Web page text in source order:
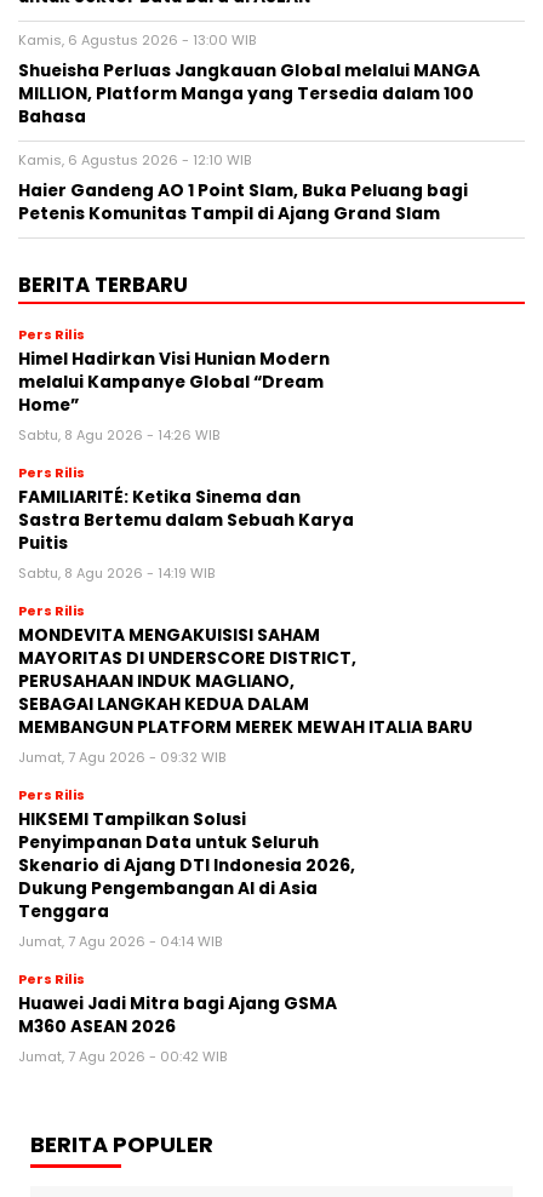
Kamis, 6 Agustus 2026 - 13:00 WIB
Shueisha Perluas Jangkauan Global melalui MANGA
MILLION, Platform Manga yang Tersedia dalam 100
Bahasa
Kamis, 6 Agustus 2026 - 12:10 WIB
Haier Gandeng AO 1 Point Slam, Buka Peluang bagi
Petenis Komunitas Tampil di Ajang Grand Slam
BERITA TERBARU
Pers Rilis
Himel Hadirkan Visi Hunian Modern
melalui Kampanye Global “Dream
Home”
Sabtu, 8 Agu 2026 - 14:26 WIB
Pers Rilis
FAMILIARITÉ: Ketika Sinema dan
Sastra Bertemu dalam Sebuah Karya
Puitis
Sabtu, 8 Agu 2026 - 14:19 WIB
Pers Rilis
MONDEVITA MENGAKUISISI SAHAM
MAYORITAS DI UNDERSCORE DISTRICT,
PERUSAHAAN INDUK MAGLIANO,
SEBAGAI LANGKAH KEDUA DALAM
MEMBANGUN PLATFORM MEREK MEWAH ITALIA BARU
Jumat, 7 Agu 2026 - 09:32 WIB
Pers Rilis
HIKSEMI Tampilkan Solusi
Penyimpanan Data untuk Seluruh
Skenario di Ajang DTI Indonesia 2026,
Dukung Pengembangan AI di Asia
Tenggara
Jumat, 7 Agu 2026 - 04:14 WIB
Pers Rilis
Huawei Jadi Mitra bagi Ajang GSMA
M360 ASEAN 2026
Jumat, 7 Agu 2026 - 00:42 WIB
BERITA POPULER